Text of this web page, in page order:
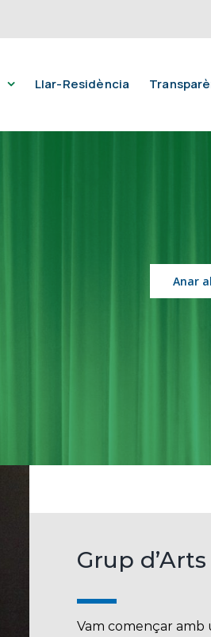
Llar-Residència
Anar
Grup
Vam començar amb